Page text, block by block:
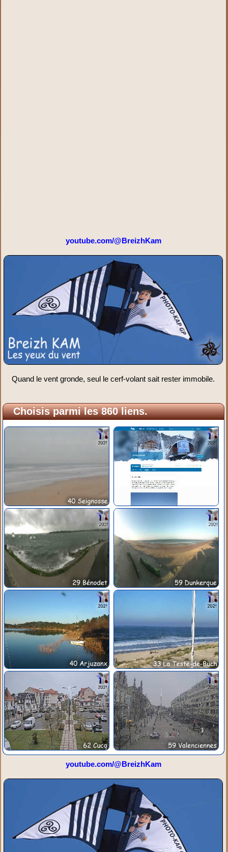
youtube.com/@BreizhKam
Quand le vent gronde, seul le cerf-volant sait rester immobile.
Choisis parmi les 860 liens.
youtube.com/@BreizhKam